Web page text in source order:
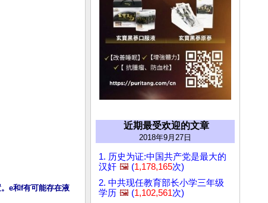
e和f有可能存在液
近期最受欢迎的文章
2018年9月27日
1. 历史为证:中国共产党是最大的
汉奸 🖼️ (1,178,165次)
2. 中共现任教育部长小学三年级
学历 🖼️ (1,102,561次)